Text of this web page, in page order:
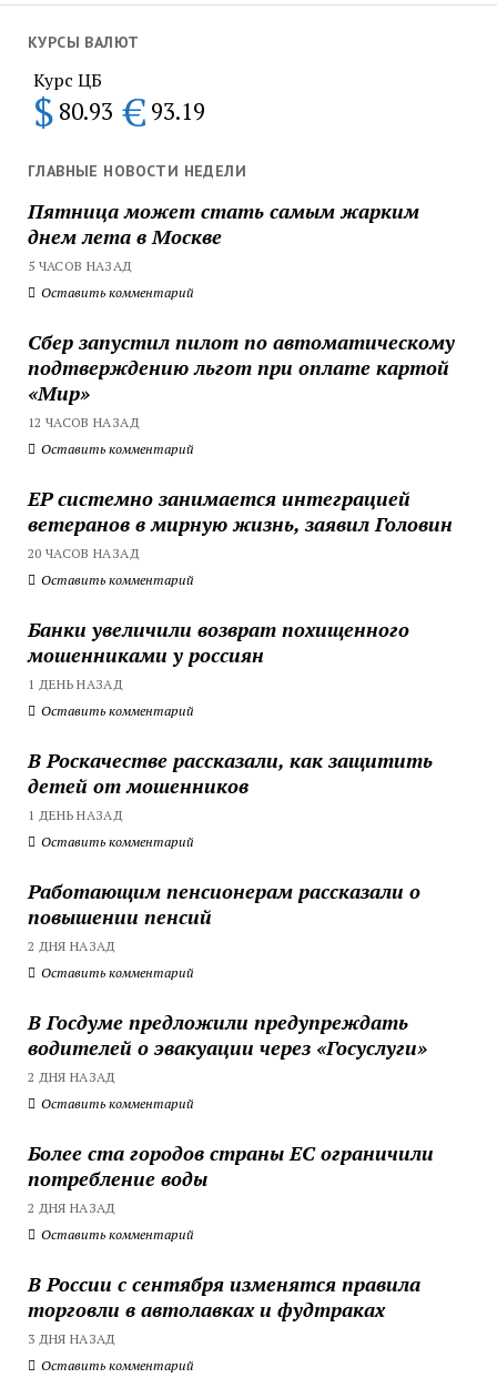
КУРСЫ ВАЛЮТ
Курс ЦБ
$ 80.93 € 93.19
ГЛАВНЫЕ НОВОСТИ НЕДЕЛИ
Пятница может стать самым жарким
днем лета в Москве
5 ЧАСОВ НАЗАД
Оставить комментарий
Сбер запустил пилот по автоматическому
подтверждению льгот при оплате картой
«Мир»
12 ЧАСОВ НАЗАД
Оставить комментарий
ЕР системно занимается интеграцией
ветеранов в мирную жизнь, заявил Головин
20 ЧАСОВ НАЗАД
Оставить комментарий
Банки увеличили возврат похищенного
мошенниками у россиян
1 ДЕНЬ НАЗАД
Оставить комментарий
В Роскачестве рассказали, как защитить
детей от мошенников
1 ДЕНЬ НАЗАД
Оставить комментарий
Работающим пенсионерам рассказали о
повышении пенсий
2 ДНЯ НАЗАД
Оставить комментарий
В Госдуме предложили предупреждать
водителей о эвакуации через «Госуслуги»
2 ДНЯ НАЗАД
Оставить комментарий
Более ста городов страны ЕС ограничили
потребление воды
2 ДНЯ НАЗАД
Оставить комментарий
В России с сентября изменятся правила
торговли в автолавках и фудтраках
3 ДНЯ НАЗАД
Оставить комментарий